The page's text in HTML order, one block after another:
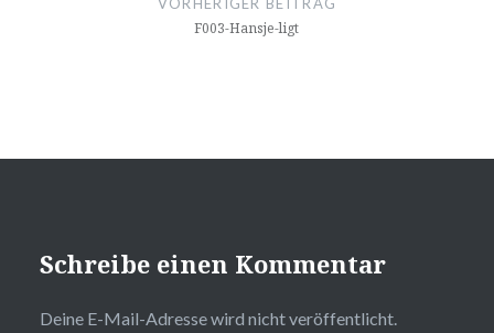
F003-Hansje-ligt
Schreibe einen Kommentar
Deine E-Mail-Adresse wird nicht veröffentlicht.